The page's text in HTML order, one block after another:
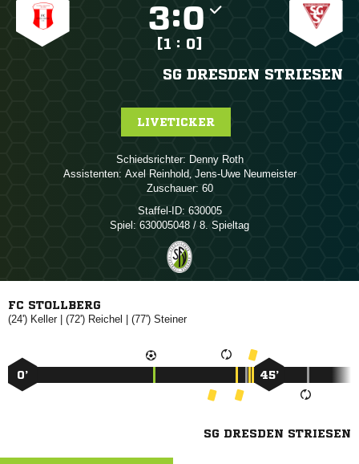
:
[1 : 0]
SG DRESDEN STRIESEN
LIVETICKER
Schiedsrichter:  
Assistenten:  ,  
Zuschauer: 60
Staffel-ID: 630005
Spiel: 630005048 / 8. Spieltag
FC STOLLBERG
(24') | (72')  | (77') 
0’ 45’
SG DRESDEN STRIESEN